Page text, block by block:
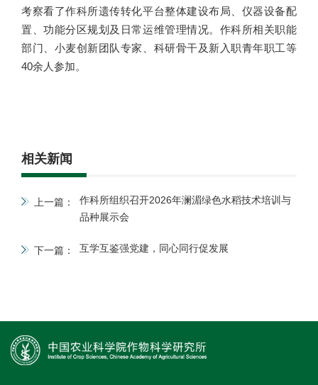
考察看了作科所遗传转化平台整体建设布局、仪器设备配
置、功能分区规划及日常运维管理情况。作科所相关职能
部门、小麦创新团队专家、科研骨干及新入职青年职工等
40余人参加。
相关新闻
上一篇：
作科所组织召开2026年澜湄绿色水稻技术培训与
品种展示会
下一篇： 互学互鉴强党建，同心同行促发展